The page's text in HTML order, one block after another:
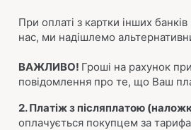
При оплаті з картки інших
нас, ми надішлемо
ВАЖЛИВО! Гроші на рахунок
повідомлення про те, що Ваш
2. Платіж з післяплатою
оплачується покупцем за